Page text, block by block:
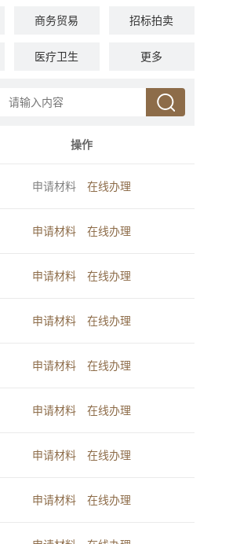
商务贸易 招标拍卖
医疗卫生 文体教育
更多
操作
申请材料 在线办理
申请材料 在线办理
申请材料 在线办理
申请材料 在线办理
申请材料 在线办理
申请材料 在线办理
申请材料 在线办理
申请材料 在线办理